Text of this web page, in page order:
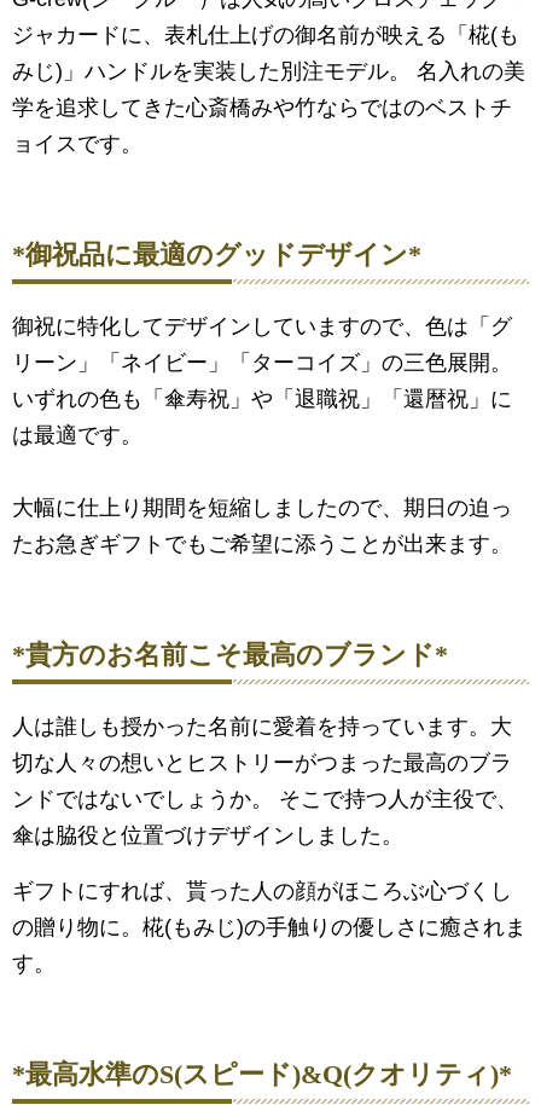
ジャカードに、表札仕上げの御名前が映える「椛(も
みじ)」ハンドルを実装した別注モデル。 名入れの美
学を追求してきた心斎橋みや竹ならではのベストチ
ョイスです。
*御祝品に最適のグッドデザイン*
御祝に特化してデザインしていますので、色は「グ
リーン」「ネイビー」「ターコイズ」の三色展開。
いずれの色も「傘寿祝」や「退職祝」「還暦祝」に
は最適です。
大幅に仕上り期間を短縮しましたので、期日の迫っ
たお急ぎギフトでもご希望に添うことが出来ます。
*貴方のお名前こそ最高のブランド*
人は誰しも授かった名前に愛着を持っています。大
切な人々の想いとヒストリーがつまった最高のブラ
ンドではないでしょうか。 そこで持つ人が主役で、
傘は脇役と位置づけデザインしました。
ギフトにすれば、貰った人の顔がほころぶ心づくし
の贈り物に。椛(もみじ)の手触りの優しさに癒されま
す。
*最高水準のS(スピード)&Q(クオリティ)*